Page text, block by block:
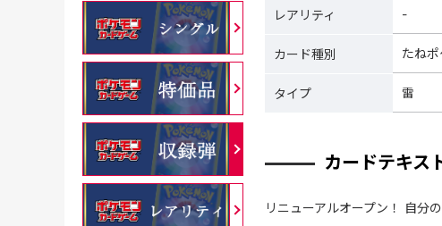
レアリティ -
カード種別 たね
タイプ 雷
カードテキス
リニューアルオープン！ 自